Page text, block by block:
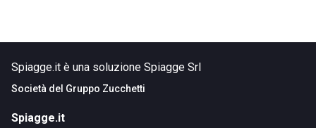
Spiagge.it è una soluzione Spiagge Srl
Società del Gruppo Zucchetti
Spiagge.it